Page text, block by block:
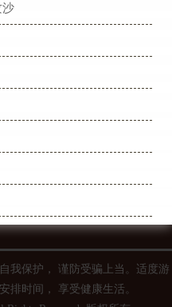
沙
我保护， 谨防受骗上当。适度游
排时间， 享受健康生活。